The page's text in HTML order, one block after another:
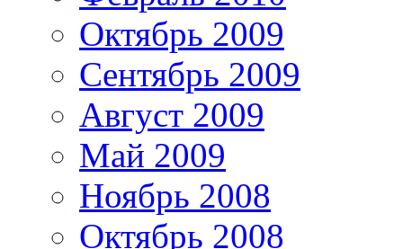
Октябрь 2009
Сентябрь 2009
Август 2009
Май 2009
Ноябрь 2008
Октябрь 2008